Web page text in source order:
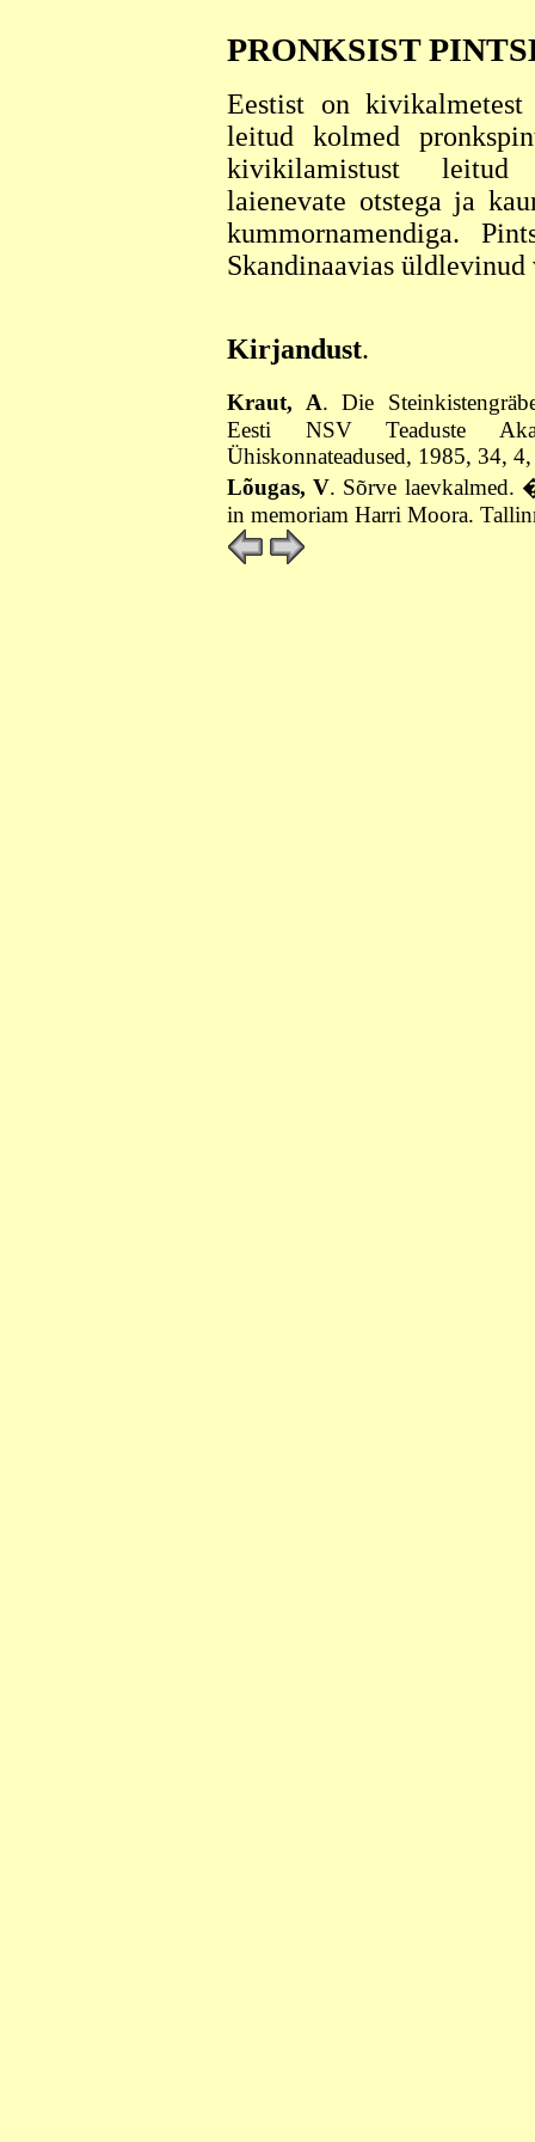
PRONKSIST
Eestist on kivikalmetest
leitud kolmed
kivikilamistust
laienevate otstega ja
kummornamendiga.
Skandinaavias üldlevinud
Kirjandust.
Kraut, A. Die
Eesti NSV Teaduste
Ühiskonnateadused, 1985, 34,
Lõugas, V. Sõrve laevkalmed.
in memoriam Harri Moora.